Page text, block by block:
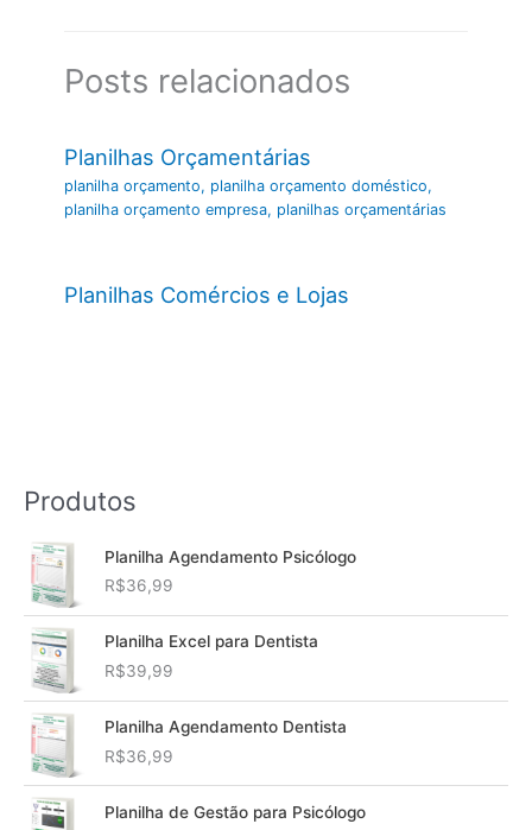
Posts relacionados
Planilhas Orçamentárias
planilha orçamento, planilha orçamento doméstico,
planilha orçamento empresa, planilhas orçamentárias
Planilhas Comércios e Lojas
Produtos
Planilha Agendamento Psicólogo
R$36,99
Planilha Excel para Dentista
R$39,99
Planilha Agendamento Dentista
R$36,99
Planilha de Gestão para Psicólogo